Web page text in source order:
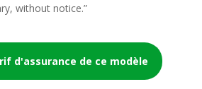
without notice.”
d'assurance de ce modèle